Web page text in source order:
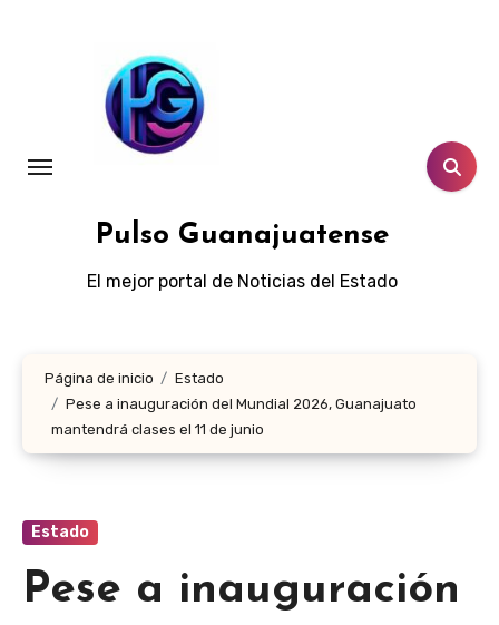
Pulso Guanajuatense
El mejor portal de Noticias del Estado
Página de inicio
Estado
Pese a inauguración del Mundial 2026, Guanajuato
mantendrá clases el 11 de junio
Estado
Pese a inauguración